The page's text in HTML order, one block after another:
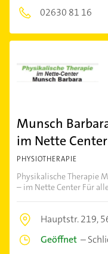
02630 81 16
Munsch
im Nette Center
PHYSIOTHERAPIE
Physikalische Therapie
– im Nette Center Für
Hauptstr. 219,
Geöffnet –